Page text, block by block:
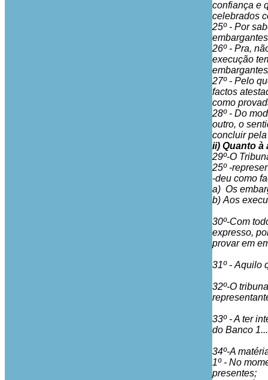
confiança e
celebrados
25º - Por
26º - Pra,
execução
27º - Pelo
factos
como
28º - Do
outro, o
concluir
ii) Quanto à
29º-O
25º -
-deu como
a) Os
b) Aos
30º-Com
expresso,
provar em
31º - Aquilo
32º-O
33º - A ter
do Banco
34º-A
1º - No
presentes;